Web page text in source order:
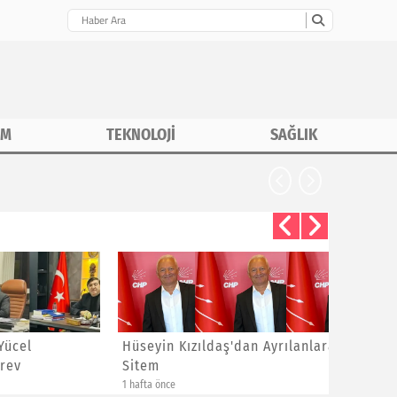
TEKNOLOJİ SAĞLIK
Hüseyin Kızıldaş'dan Ayrılanlara
1 hafta önce